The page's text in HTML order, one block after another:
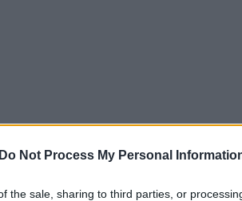
Do Not Process My Personal
the sale, sharing to third parties, or